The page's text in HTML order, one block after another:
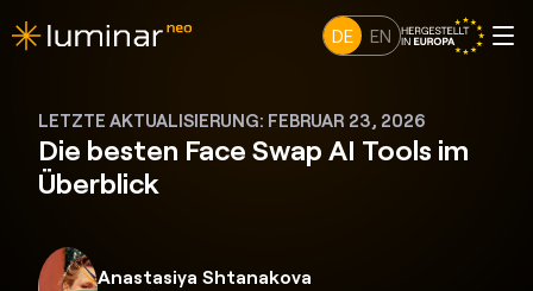
DE EN
LETZTE AKTUALISIERUNG: FEBRUAR 23, 2026
Die besten Face Swap AI Tools im
Überblick
Anastasiya Shtanakova